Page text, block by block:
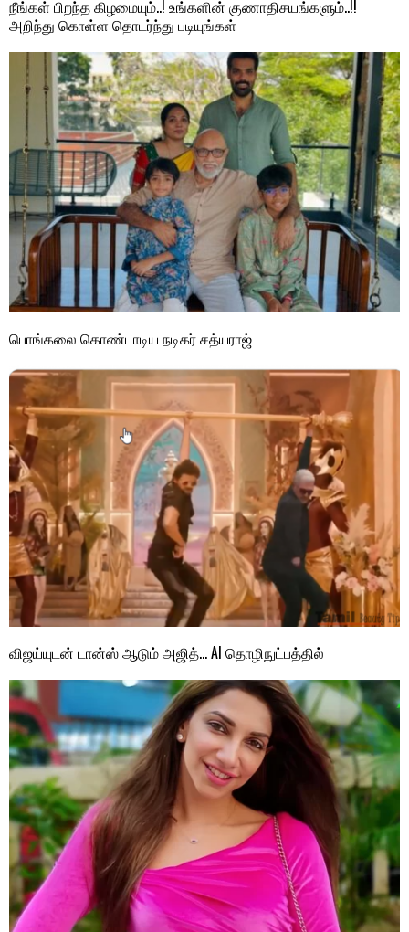
நீங்கள் பிறந்த கிழமையும்..! உங்களின் குணாதிசயங்களும்..!!
அறிந்து கொள்ள தொடர்ந்து படியுங்கள்
பொங்கலை கொண்டாடிய நடிகர் சத்யராஜ்
விஜய்யுடன் டான்ஸ் ஆடும் அஜித்… AI தொழிநுட்பத்தில்